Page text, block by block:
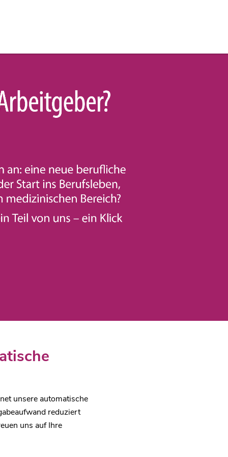
unsere automatische
reduziert
uns auf Ihre